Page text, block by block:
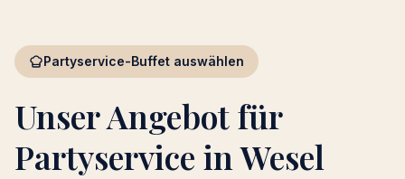
Partyservice-Buffet auswählen
Unser Angebot für
Partyservice in Wesel